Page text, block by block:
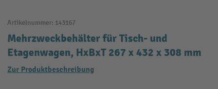
Artikelnummer: 143167
Mehrzweckbehälter für Tisch- und
Etagenwagen, HxBxT 267 x 432 x 308 mm
Zur Produktbeschreibung